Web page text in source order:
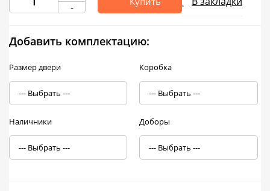
-
Добавить комплектацию:
Размер двери Коробка
Наличники Доборы